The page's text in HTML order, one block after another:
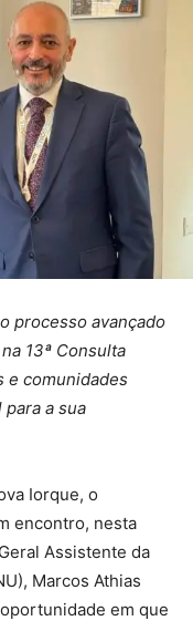
processo avançado
13ª Consulta
e comunidades
a sua
Iorque, o
encontro, nesta
Assistente da
Marcos Athias
em que